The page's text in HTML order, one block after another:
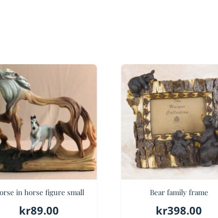
in horse figure small
kr89.00
Bear family frame
kr398.00